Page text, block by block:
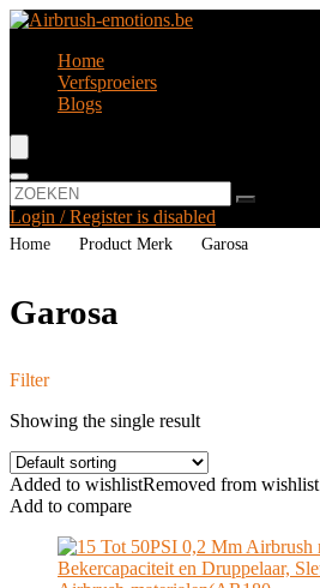
Home
Verfsproeiers
Blogs
Login / Register is disabled
Home Product Merk ‎Garosa
‎Garosa
Filter
Showing the single result
Added to wishlistRemoved from wishlist
Add to compare